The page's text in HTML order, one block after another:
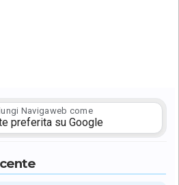
Navigaweb come
preferita su Google